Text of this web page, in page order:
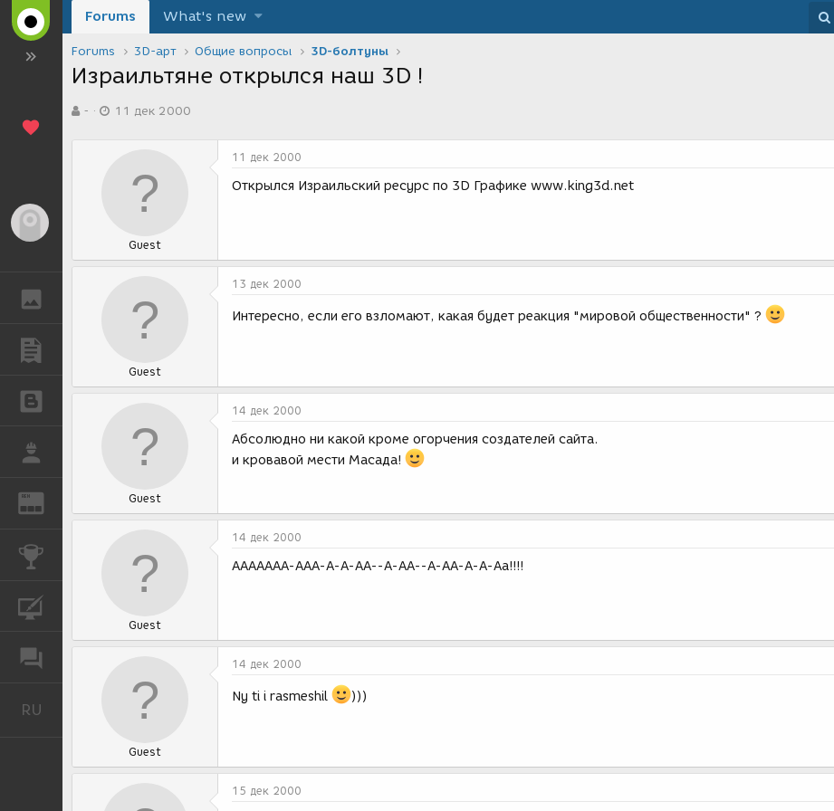
REN
КОНКУРСЫ
RU
Forums What's new
Forums 3D-арт Общие вопросы 3D-болтуны
Израильтяне открылся наш 3D !
в-
а
и
11 дек 2000
Guest
11 дек 2000
Открылся Израильский ресурс по 3D Графике www.king3d.net
Guest
13 дек 2000
Интересно, если его взломают, какая будет реакция "мировой общественности" ?
Guest
14 дек 2000
Абсолюдно ни какой кроме огорчения создателей сайта.
и кровавой мести Масада!
Guest
14 дек 2000
ААААААА-ААА-А-А-АА--А-АА--А-АА-А-А-Аа!!!!
Guest
14 дек 2000
Ny ti i rasmeshil )))
15 дек 2000